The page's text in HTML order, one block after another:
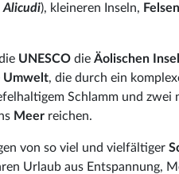
Alicudi), kleineren Inseln, Felsen
UNESCO die Äolischen
Umwelt, die durch ein
Schlamm und zwei
Meer reichen.
von so viel und vielfältiger
Urlaub aus Entspannung,